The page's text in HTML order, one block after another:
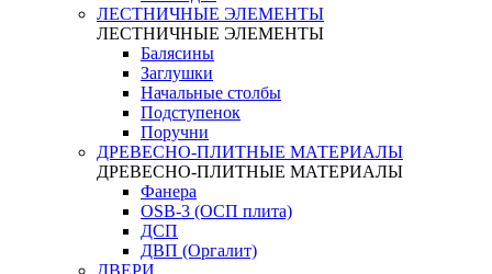
ЛЕСТНИЧНЫЕ ЭЛЕМЕНТЫ
ЛЕСТНИЧНЫЕ ЭЛЕМЕНТЫ
Балясины
Заглушки
Начальные столбы
Подступенок
Поручни
ДРЕВЕСНО-ПЛИТНЫЕ МАТЕРИАЛЫ
ДРЕВЕСНО-ПЛИТНЫЕ МАТЕРИАЛЫ
Фанера
OSB-3 (ОСП плита)
ДСП
ДВП (Оргалит)
ДВЕРИ